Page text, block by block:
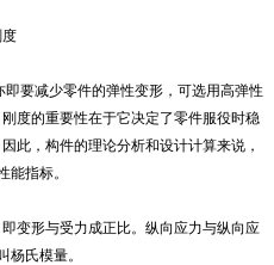
要减少零件的弹性变形，可选用高弹性
度的重要性在于它决定了零件服役时稳
此，构件的理论分析和设计计算来说，
能指标。
变形与受力成正比。纵向应力与纵向应
杨氏模量。